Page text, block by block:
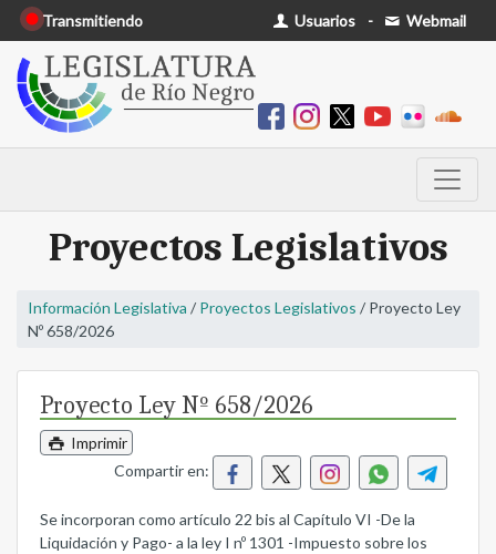
Transmitiendo Usuarios - Webmail
Proyectos Legislativos
Información Legislativa / Proyectos Legislativos / Proyecto Ley
Nº 658/2026
Proyecto Ley Nº 658/2026
Imprimir
Compartir en:
Se incorporan como artículo 22 bis al Capítulo VI -De la
Liquidación y Pago- a la ley I nº 1301 -Impuesto sobre los